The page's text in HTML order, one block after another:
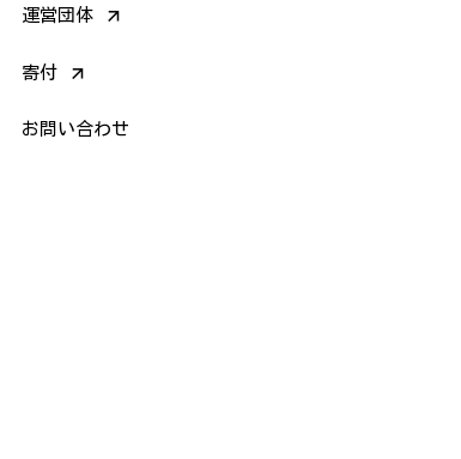
運営団体 arrow_forward
寄付 arrow_forward
お問い合わせ